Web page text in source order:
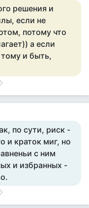
решения и
если не
потому что
а если
тому и быть,
по сути, риск -
и краток миг, но
с ним
и избранных -